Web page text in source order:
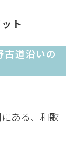
ト
道沿いの
ある、和歌